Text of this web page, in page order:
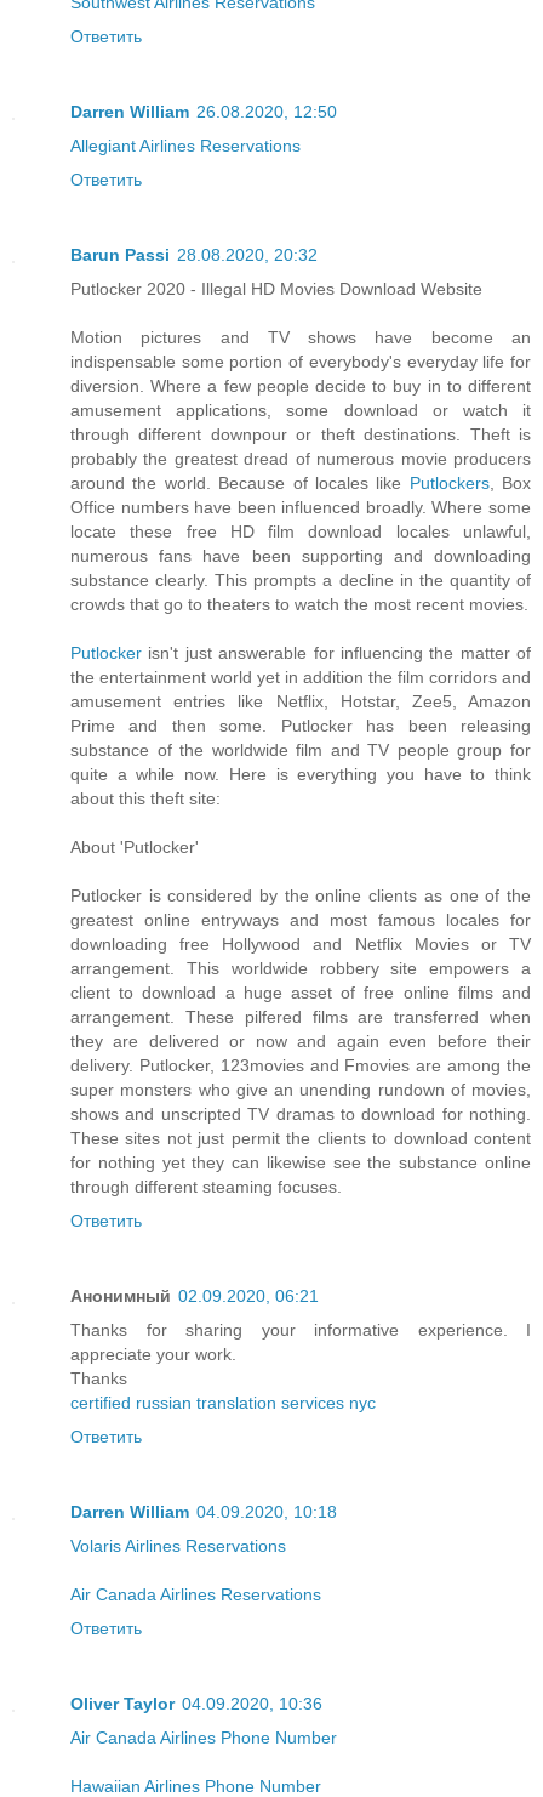
Ответить
Darren William 26.08.2020, 12:50
Allegiant Airlines Reservations
Ответить
Barun Passi 28.08.2020, 20:32
Putlocker 2020 - Illegal HD Movies Download Website
Motion pictures and TV shows have become an
indispensable some portion of everybody's everyday life for
diversion. Where a few people decide to buy in to different
amusement applications, some download or watch it
through different downpour or theft destinations. Theft is
probably the greatest dread of numerous movie producers
around the world. Because of locales like Putlockers, Box
Office numbers have been influenced broadly. Where some
locate these free HD film download locales unlawful,
numerous fans have been supporting and downloading
substance clearly. This prompts a decline in the quantity of
crowds that go to theaters to watch the most recent movies.
Putlocker isn't just answerable for influencing the matter of
the entertainment world yet in addition the film corridors and
amusement entries like Netflix, Hotstar, Zee5, Amazon
Prime and then some. Putlocker has been releasing
substance of the worldwide film and TV people group for
quite a while now. Here is everything you have to think
about this theft site:
About 'Putlocker'
Putlocker is considered by the online clients as one of the
greatest online entryways and most famous locales for
downloading free Hollywood and Netflix Movies or TV
arrangement. This worldwide robbery site empowers a
client to download a huge asset of free online films and
arrangement. These pilfered films are transferred when
they are delivered or now and again even before their
delivery. Putlocker, 123movies and Fmovies are among the
super monsters who give an unending rundown of movies,
shows and unscripted TV dramas to download for nothing.
These sites not just permit the clients to download content
for nothing yet they can likewise see the substance online
through different steaming focuses.
Ответить
Анонимный 02.09.2020, 06:21
Thanks for sharing your informative experience. I
appreciate your work.
Thanks
certified russian translation services nyc
Ответить
Darren William 04.09.2020, 10:18
Volaris Airlines Reservations
Air Canada Airlines Reservations
Ответить
Oliver Taylor 04.09.2020, 10:36
Air Canada Airlines Phone Number
Hawaiian Airlines Phone Number